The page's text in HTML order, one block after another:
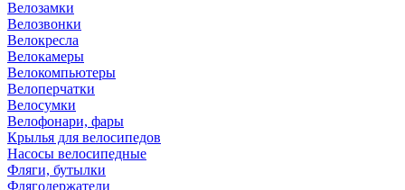
Велозамки
Велозвонки
Велокресла
Велокамеры
Велокомпьютеры
Велоперчатки
Велосумки
Велофонари, фары
Крылья для велосипедов
Насосы велосипедные
Фляги, бутылки
Флягодержатели